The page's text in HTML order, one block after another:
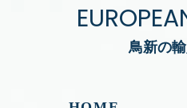
鳥新の